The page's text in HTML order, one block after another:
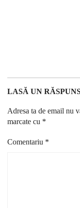
LASĂ UN
Adresa ta de email nu
marcate cu *
Comentariu *